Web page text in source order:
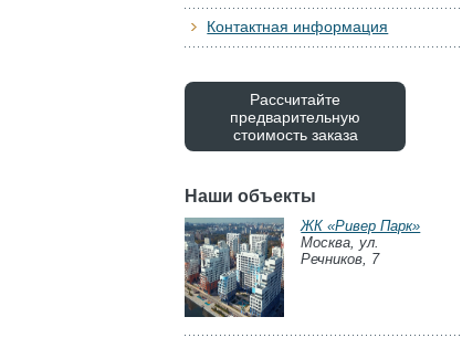
Контактная информация
Рассчитайте
предварительную
стоимость заказа
Наши объекты
ЖК «Ривер Парк»
Москва, ул.
Речников, 7